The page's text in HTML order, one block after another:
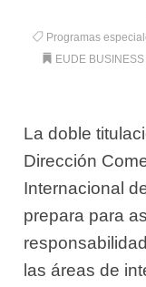
Programas
EUDE
La doble
Dirección
Internacional
prepara para
las áreas de